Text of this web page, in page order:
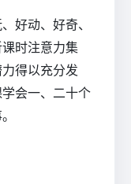
好动、好奇、
时注意力集
得以充分发
会一、二十个